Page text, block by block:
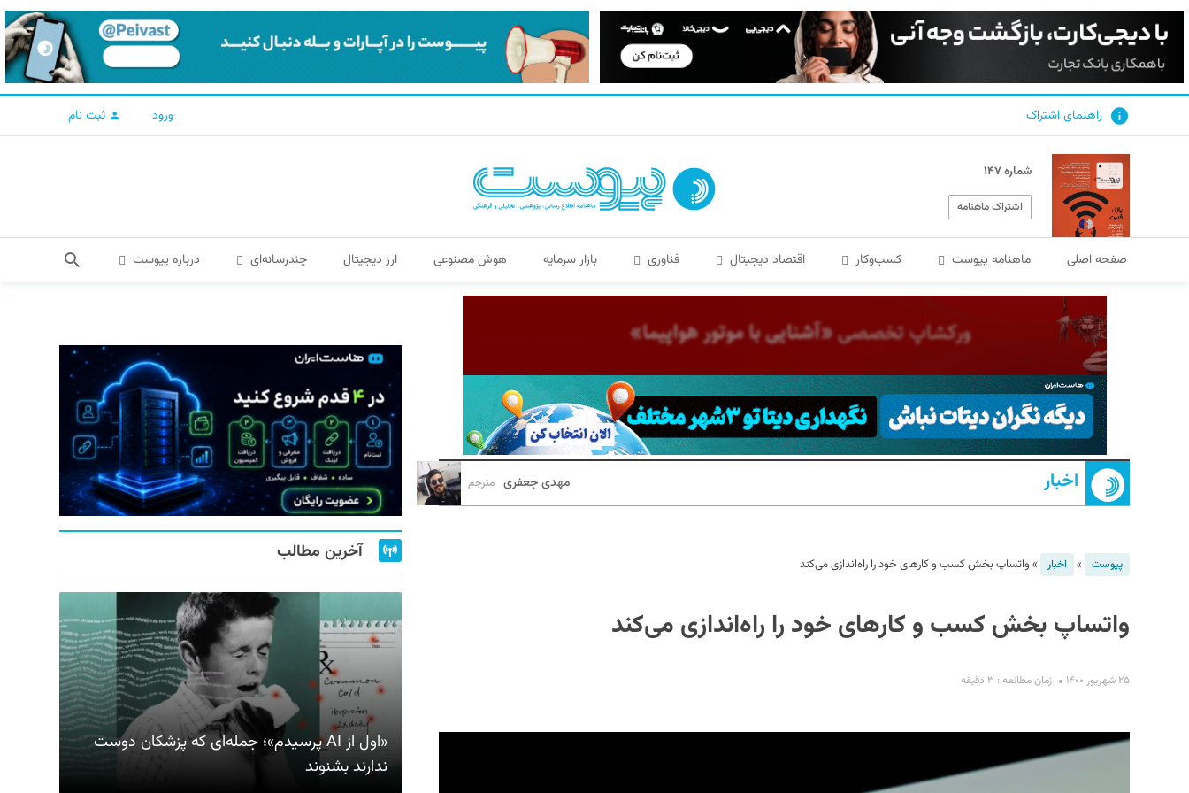
راهنمای اشتراک ورود ثبت نام
شماره ۱۴۷
اشتراک ماهنامه
صفحه اصلی ماهنامه پیوست کسب‌و‌کار اقتصاد دیجیتال فناوری بازار سرمایه هوش مصنوعی ارز دیجیتال چندرسانه‌ای درباره پیوست
اخبار مهدی جعفری مترجم
پیوست » اخبار » واتساپ بخش کسب و کار‌های خود را راه‌اندازی می‌کند
واتساپ بخش کسب و کار‌های خود را راه‌اندازی می‌کند
۲۵ شهریور ۱۴۰۰ زمان مطالعه : ۳ دقیقه
آخرین مطالب
«اول از AI پرسیدم»؛ جمله‌ای که پزشکان دوست
ندارند بشنوند